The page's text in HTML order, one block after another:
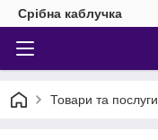
Срібна каблучка
Товари та послуги